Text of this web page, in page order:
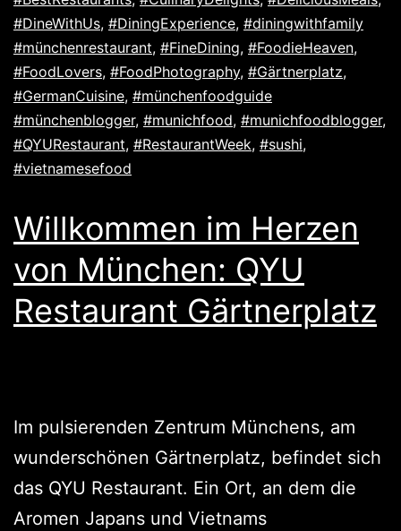
#DineWithUs, #DiningExperience, #diningwithfamily
#münchenrestaurant, #FineDining, #FoodieHeaven,
#FoodLovers, #FoodPhotography, #Gärtnerplatz,
#GermanCuisine, #münchenfoodguide
#münchenblogger, #munichfood, #munichfoodblogger,
#QYURestaurant, #RestaurantWeek, #sushi,
#vietnamesefood
Willkommen im Herzen
von München: QYU
Restaurant Gärtnerplatz
Im pulsierenden Zentrum Münchens, am
wunderschönen Gärtnerplatz, befindet sich
das QYU Restaurant. Ein Ort, an dem die
Aromen Japans und Vietnams